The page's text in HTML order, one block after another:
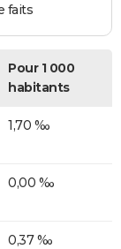
faits
Pour 1 000
habitants
1,70 ‰
0,00 ‰
0,37 ‰